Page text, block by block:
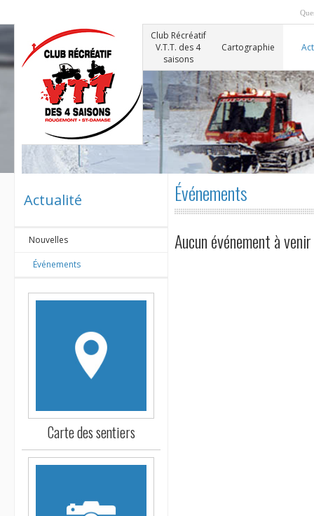
Club Récréatif
V.T.T. des 4
saisons
Cartographie
Événements
Aucun événement à venir
Actualité
Nouvelles
Événements
Carte des sentiers